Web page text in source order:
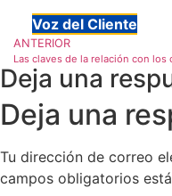
Voz del Cliente
ANTERIOR
Deja una
Deja una
Tu dirección de correo
campos obligatorios